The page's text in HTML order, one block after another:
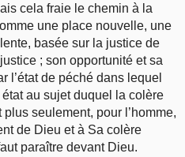
cela fraie le chemin à la
une place nouvelle, une
basée sur la justice de
; son opportunité et sa
l’état de péché dans lequel
au sujet duquel la colère
seulement, pour l’homme,
de Dieu et à Sa colère
paraître devant Dieu.